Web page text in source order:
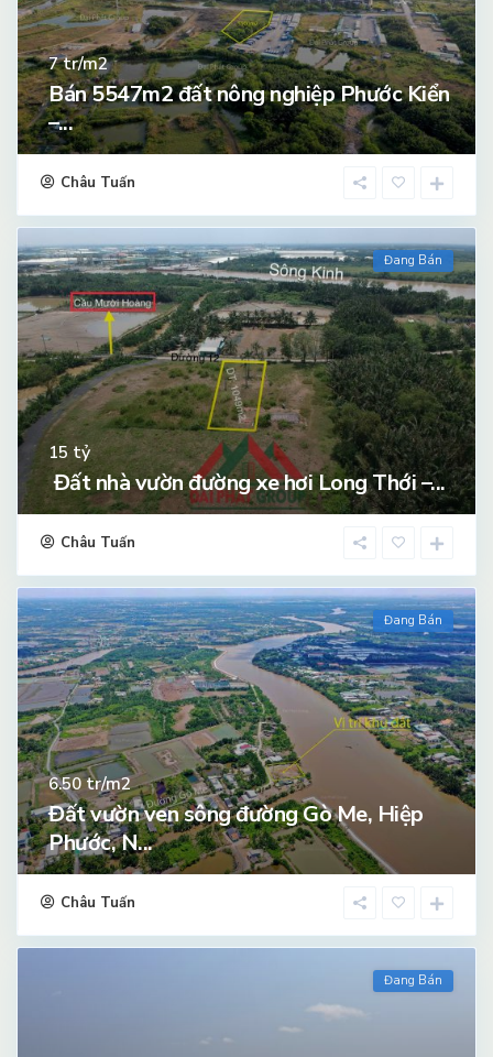
7tr/m2
Bán 5547m2 đất nông nghiệp Phước Kiển
–...
Châu Tuấn
Đang Bán
15 tỷ
Đất nhà vườn đường xe hơi Long Thới –...
Châu Tuấn
Đang Bán
6.50tr/m2
Đất vườn ven sông đường Gò Me, Hiệp
Phước, N...
Châu Tuấn
Đang Bán